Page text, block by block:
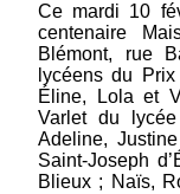
Ce mardi 10
centenaire
Blémont, rue
lycéens du
Éline, Lola et
Varlet du
Adeline,
Saint-Joseph
Blieux ; Naïs,